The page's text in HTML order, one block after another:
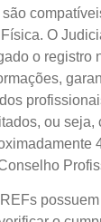
O
o registro
ou seja,
possuem